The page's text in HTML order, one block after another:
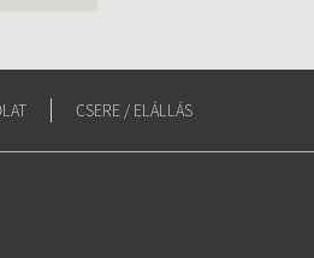
CSERE / ELÁLLÁS